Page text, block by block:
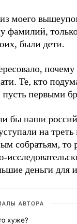
моего
фамилий,
были дети.
Те, кто
пусть первыми
бы наши
на
собратьям,
деньги для
АВТОРА
хуже?